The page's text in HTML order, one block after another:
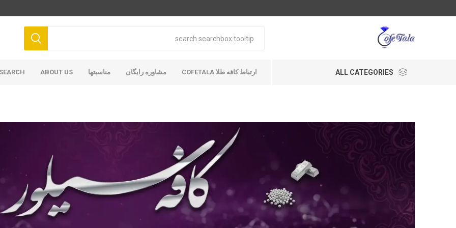
ALL CATEGORIES ارتباط کافه طلا COFETALA مشاوره رایگان مناسبتها ABOUT US
SEARCH